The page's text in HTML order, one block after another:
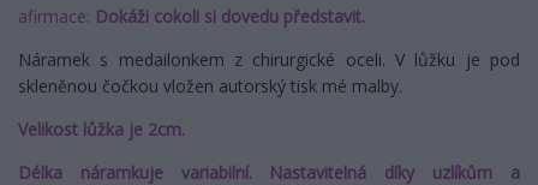
afirmace: Dokáži cokoli si dovedu představit.
Náramek s medailonkem z chirurgické oceli. V lůžku je pod
skleněnou čočkou vložen autorský tisk mé malby.
Velikost lůžka je 2cm.
Délka náramkuje variabilní. Nastavitelná díky uzlíkům a